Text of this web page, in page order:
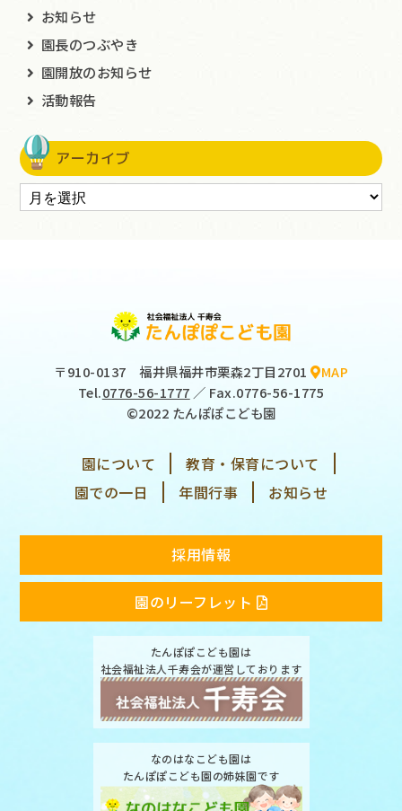
お知らせ
園長のつぶやき
園開放のお知らせ
活動報告
アーカイブ
〒910-0137 福井県福井市栗森2丁目2701
MAP
Tel.0776-56-1777 ／ Fax.0776-56-1775
©2022 たんぽぽこども園
園について
教育・保育について
園での一日
年間行事 お知らせ
採用情報
園のリーフレット
たんぽぽこども園は
社会福祉法人千寿会が運営しております
なのはなこども園は
たんぽぽこども園の姉妹園です